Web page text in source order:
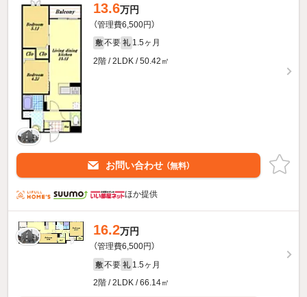
13.6万円
（管理費6,500円）
敷 不要 礼 1.5ヶ月
2階 / 2LDK / 50.42㎡
お問い合わせ （無料）
ほか提供
16.2万円
（管理費6,500円）
敷 不要 礼 1.5ヶ月
2階 / 2LDK / 66.14㎡